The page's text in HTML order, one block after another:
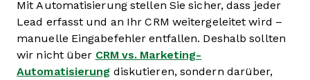
Mit Automatisierung stellen Sie sicher, dass jeder
Lead erfasst und an Ihr CRM weitergeleitet wird –
manuelle Eingabefehler entfallen. Deshalb sollten
wir nicht über CRM vs. Marketing-
Automatisierung diskutieren, sondern darüber,